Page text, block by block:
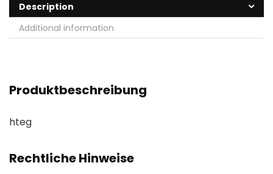
Description
Additional information
Produktbeschreibung
hteg
Rechtliche Hinweise